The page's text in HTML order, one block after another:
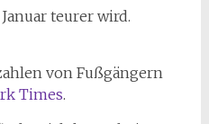
teurer wird.
von Fußgängern
Times.